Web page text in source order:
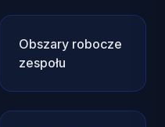
Obszary robocze
zespołu